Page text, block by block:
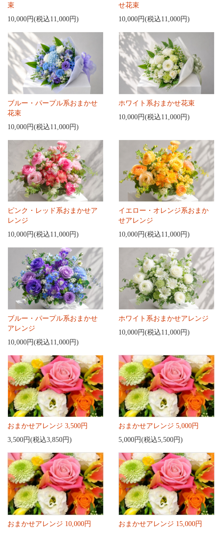
束
10,000円(税込11,000円)
せ花束
10,000円(税込11,000円)
ブルー・パープル系おまかせ
花束
10,000円(税込11,000円)
ホワイト系おまかせ花束
10,000円(税込11,000円)
ピンク・レッド系おまかせア
レンジ
10,000円(税込11,000円)
イエロー・オレンジ系おまか
せアレンジ
10,000円(税込11,000円)
ブルー・パープル系おまかせ
アレンジ
10,000円(税込11,000円)
ホワイト系おまかせアレンジ
10,000円(税込11,000円)
おまかせアレンジ 3,500円
3,500円(税込3,850円)
おまかせアレンジ 5,000円
5,000円(税込5,500円)
おまかせアレンジ 10,000円 おまかせアレンジ 15,000円